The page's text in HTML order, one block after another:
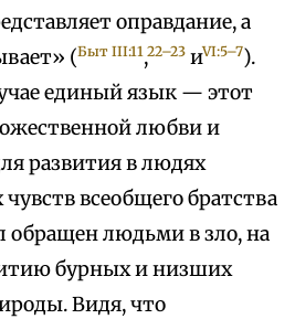
оправдание, а
(Быт III:11,22–23 иVI:5–7).
единый язык — этот
любви и
развития в людях
всеобщего братства
обращен людьми в зло, на
бурных и низших
Видя, что